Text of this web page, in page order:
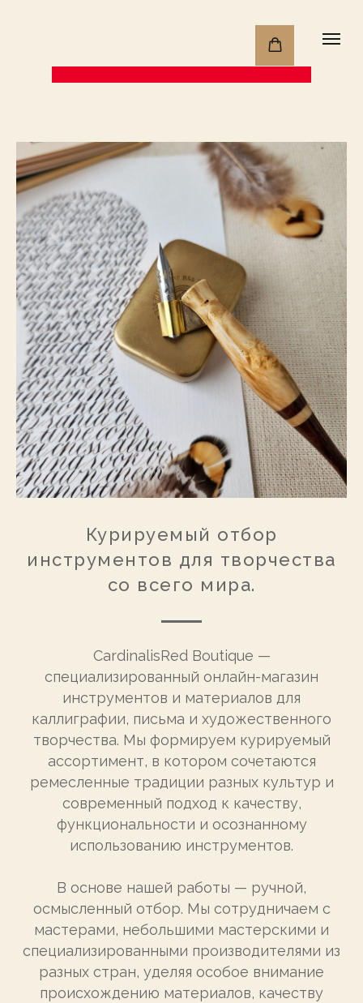
Курируемый отбор
инструментов для творчества
со всего мира.
CardinalisRed Boutique —
специализированный онлайн-магазин
инструментов и материалов для
каллиграфии, письма и художественного
творчества. Мы формируем курируемый
ассортимент, в котором сочетаются
ремесленные традиции разных культур и
современный подход к качеству,
функциональности и осознанному
использованию инструментов.
В основе нашей работы — ручной,
осмысленный отбор. Мы сотрудничаем с
мастерами, небольшими мастерскими и
специализированными производителями из
разных стран, уделяя особое внимание
происхождению материалов, качеству